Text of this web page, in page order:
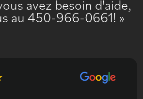
avez besoin d'aide,
au 450-966-0661!